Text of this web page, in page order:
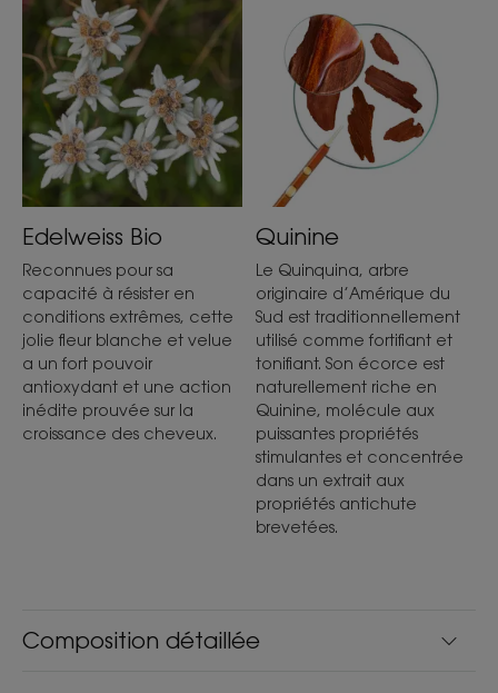
Formulé sans tensio-actifs sulfatés, ce shampoing
développe une mousse délicate qui nettoie les
cheveux en douceur et se rince facilement,
évitant ainsi aux cheveux d'être agressés et
fragilisés.
Bénéfices
- Freine la chute : Ce shampoing agit efficacement
- Renforce : Le duo Quinine et Caféine améliore
l'ancrage et stimule la production de Keratine**
pour des cheveux plus forts.
- Réduit la casse : Grâce à son action fortifiante et
stimulante, la casse des cheveux est divisée par
2***.
ENVIRONNEMENT
Texture
Composition détaillée
Edelweiss Bio
Reconnues pour sa
capacité à résister en
conditions extrêmes, cette
jolie fleur blanche et velue
a un fort pouvoir
antioxydant et une action
inédite prouvée sur la
croissance des cheveux.
Quinine
Le Quinquina, arbre
originaire d’Amérique du
Sud est traditionnellement
utilisé comme fortifiant et
tonifiant. Son écorce est
naturellement riche en
Quinine, molécule aux
puissantes propriétés
stimulantes et concentrée
dans un extrait aux
propriétés antichute
brevetées.